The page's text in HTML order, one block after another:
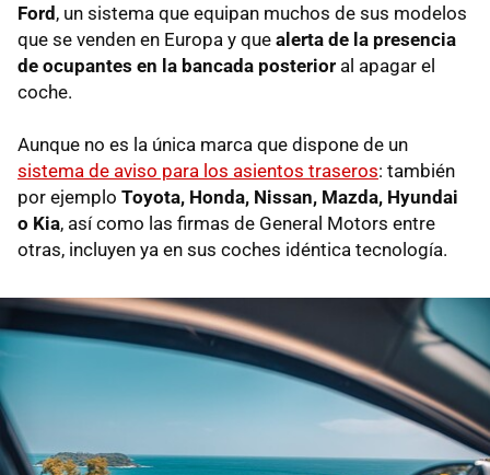
Ford, un sistema que equipan muchos de sus modelos
que se venden en Europa y que alerta de la presencia
de ocupantes en la bancada posterior al apagar el
coche.
Aunque no es la única marca que dispone de un
sistema de aviso para los asientos traseros: también
por ejemplo Toyota, Honda, Nissan, Mazda, Hyundai
o Kia, así como las firmas de General Motors entre
otras, incluyen ya en sus coches idéntica tecnología.